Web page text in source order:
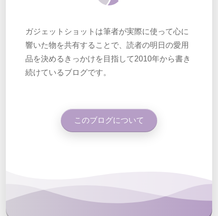
ガジェットショットは筆者が実際に使って心に
響いた物を共有することで、読者の明日の愛用
品を決めるきっかけを目指して2010年から書き
続けているブログです。
このブログについて